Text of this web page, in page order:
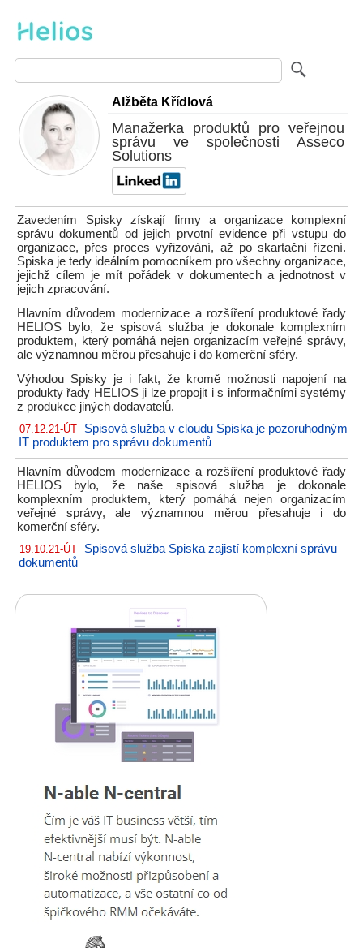
Alžběta Křídlová
Manažerka produktů pro veřejnou
správu ve společnosti Asseco
Solutions
Zavedením Spisky získají firmy a organizace komplexní
správu dokumentů od jejich prvotní evidence při vstupu do
organizace, přes proces vyřizování, až po skartační řízení.
Spiska je tedy ideálním pomocníkem pro všechny organizace,
jejichž cílem je mít pořádek v dokumentech a jednotnost v
jejich zpracování.
Hlavním důvodem modernizace a rozšíření produktové řady
HELIOS bylo, že spisová služba je dokonale komplexním
produktem, který pomáhá nejen organizacím veřejné správy,
ale významnou měrou přesahuje i do komerční sféry.
Výhodou Spisky je i fakt, že kromě možnosti napojení na
produkty řady HELIOS ji lze propojit i s informačními systémy
z produkce jiných dodavatelů.
07.12.21-ÚT
Spisová služba v cloudu Spiska je pozoruhodným
IT produktem pro správu dokumentů
Hlavním důvodem modernizace a rozšíření produktové řady
HELIOS bylo, že naše spisová služba je dokonale
komplexním produktem, který pomáhá nejen organizacím
veřejné správy, ale významnou měrou přesahuje i do
komerční sféry.
19.10.21-ÚT
Spisová služba Spiska zajistí komplexní správu
dokumentů